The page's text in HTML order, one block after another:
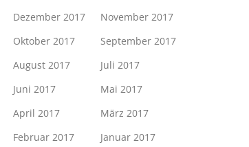
Dezember 2017
November 2017
Oktober 2017
September 2017
August 2017
Juli 2017
Juni 2017
Mai 2017
April 2017
März 2017
Februar 2017
Januar 2017